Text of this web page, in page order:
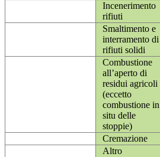
Incenerimento
rifiuti
Smaltimento e
interramento di
rifiuti solidi
Combustione
all’aperto di
residui agricoli
(eccetto
combustione in
situ delle
stoppie)
Cremazione
Altro